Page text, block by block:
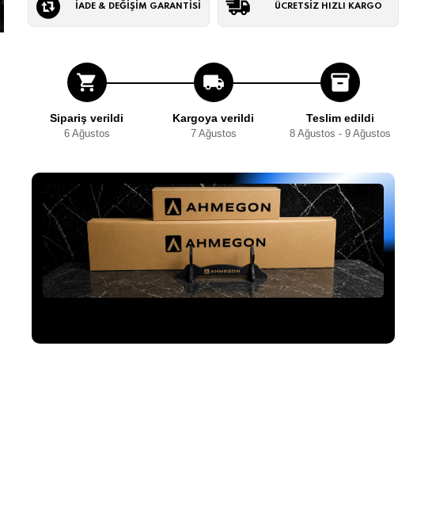
İADE & DEĞİŞİM GARANTİSİ ÜCRETSİZ HIZLI KARGO
shopping_cart
Sipariş verildi
6 Ağustos
local_shipping
Kargoya verildi
7 Ağustos
inventory_2
Teslim edildi
8 Ağustos - 9 Ağustos